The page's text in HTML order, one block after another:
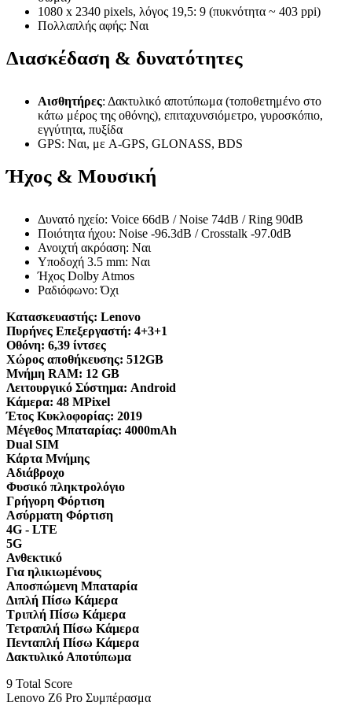
1080 x 2340 pixels, λόγος 19,5: 9 (πυκνότητα ~ 403 ppi)
Πολλαπλής αφής: Ναι
Διασκέδαση & δυνατότητες
Αισθητήρες: Δακτυλικό αποτύπωμα (τοποθετημένο στο
κάτω μέρος της οθόνης), επιταχυνσιόμετρο, γυροσκόπιο,
εγγύτητα, πυξίδα
GPS: Ναι, με A-GPS, GLONASS, BDS
Ήχος & Μουσική
Δυνατό ηχείο: Voice 66dB / Noise 74dB / Ring 90dB
Ποιότητα ήχου: Noise -96.3dB / Crosstalk -97.0dB
Ανοιχτή ακρόαση: Ναι
Υποδοχή 3.5 mm: Ναι
Ήχος Dolby Atmos
Ραδιόφωνο: Όχι
Κατασκευαστής: Lenovo
Πυρήνες Επεξεργαστή: 4+3+1
Οθόνη: 6,39 ίντσες
Χώρος αποθήκευσης: 512GB
Μνήμη RAM: 12 GB
Λειτουργικό Σύστημα: Android
Κάμερα: 48 MPixel
Έτος Κυκλοφορίας: 2019
Μέγεθος Μπαταρίας: 4000mAh
Dual SIM
Κάρτα Μνήμης
Αδιάβροχο
Φυσικό πληκτρολόγιο
Γρήγορη Φόρτιση
Ασύρματη Φόρτιση
4G - LTE
5G
Ανθεκτικό
Για ηλικιωμένους
Αποσπώμενη Μπαταρία
Διπλή Πίσω Κάμερα
Τριπλή Πίσω Κάμερα
Τετραπλή Πίσω Κάμερα
Πενταπλή Πίσω Κάμερα
Δακτυλικό Αποτύπωμα
9 Total Score
Lenovo Z6 Pro Συμπέρασμα